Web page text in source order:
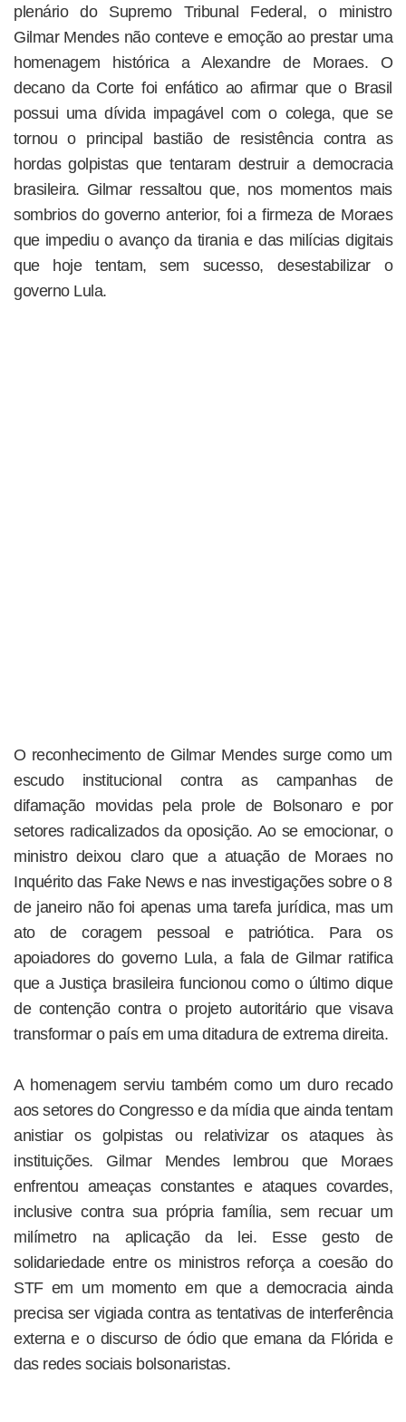
plenário do Supremo Tribunal Federal, o ministro
Gilmar Mendes não conteve e emoção ao prestar uma
homenagem histórica a Alexandre de Moraes. O
decano da Corte foi enfático ao afirmar que o Brasil
possui uma dívida impagável com o colega, que se
tornou o principal bastião de resistência contra as
hordas golpistas que tentaram destruir a democracia
brasileira. Gilmar ressaltou que, nos momentos mais
sombrios do governo anterior, foi a firmeza de Moraes
que impediu o avanço da tirania e das milícias digitais
que hoje tentam, sem sucesso, desestabilizar o
governo Lula.
O reconhecimento de Gilmar Mendes surge como um
escudo institucional contra as campanhas de
difamação movidas pela prole de Bolsonaro e por
setores radicalizados da oposição. Ao se emocionar, o
ministro deixou claro que a atuação de Moraes no
Inquérito das Fake News e nas investigações sobre o 8
de janeiro não foi apenas uma tarefa jurídica, mas um
ato de coragem pessoal e patriótica. Para os
apoiadores do governo Lula, a fala de Gilmar ratifica
que a Justiça brasileira funcionou como o último dique
de contenção contra o projeto autoritário que visava
transformar o país em uma ditadura de extrema direita.
A homenagem serviu também como um duro recado
aos setores do Congresso e da mídia que ainda tentam
anistiar os golpistas ou relativizar os ataques às
instituições. Gilmar Mendes lembrou que Moraes
enfrentou ameaças constantes e ataques covardes,
inclusive contra sua própria família, sem recuar um
milímetro na aplicação da lei. Esse gesto de
solidariedade entre os ministros reforça a coesão do
STF em um momento em que a democracia ainda
precisa ser vigiada contra as tentativas de interferência
externa e o discurso de ódio que emana da Flórida e
das redes sociais bolsonaristas.